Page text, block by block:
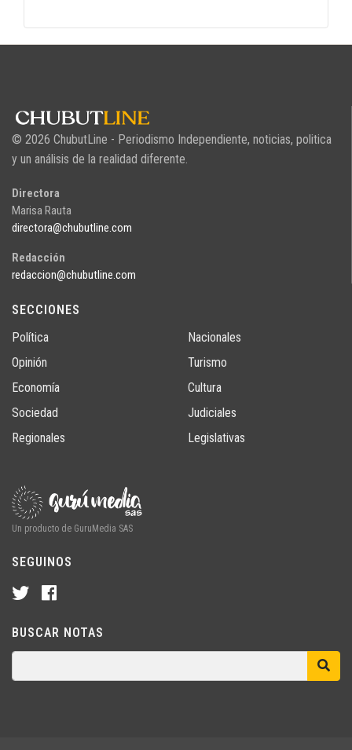
© 2026 ChubutLine - Periodismo Independiente, noticias, politica
y un análisis de la realidad diferente.
Directora
Marisa Rauta
directora@chubutline.com
Redacción
redaccion@chubutline.com
SECCIONES
Política
Opinión
Economía
Sociedad
Regionales
Nacionales
Turismo
Cultura
Judiciales
Legislativas
Un producto de GuruMedia SAS
SEGUINOS
BUSCAR NOTAS